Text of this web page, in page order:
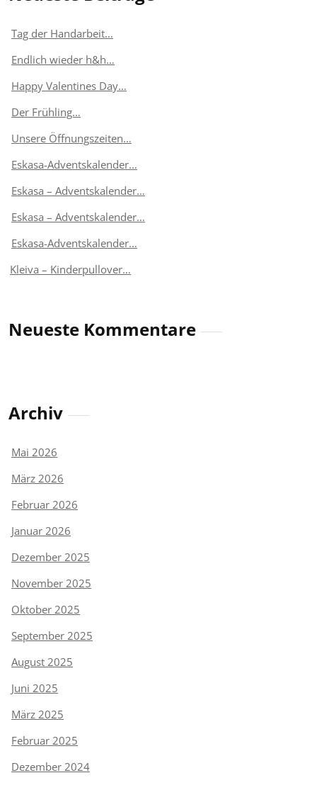
Tag der Handarbeit…
Endlich wieder h&h…
Happy Valentines Day…
Der Frühling…
Unsere Öffnungszeiten…
Eskasa-Adventskalender…
Eskasa – Adventskalender…
Eskasa – Adventskalender…
Eskasa-Adventskalender…
Kleiva – Kinderpullover…
Neueste Kommentare
Archiv
Mai 2026
März 2026
Februar 2026
Januar 2026
Dezember 2025
November 2025
Oktober 2025
September 2025
August 2025
Juni 2025
März 2025
Februar 2025
Dezember 2024